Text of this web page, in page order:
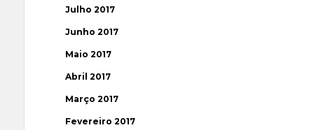
Julho 2017
Junho 2017
Maio 2017
Abril 2017
Março 2017
Fevereiro 2017